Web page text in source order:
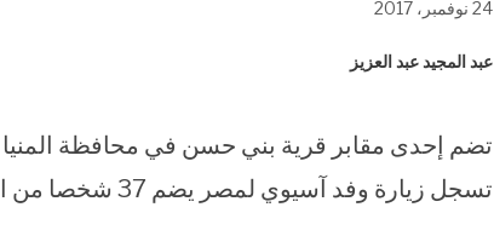
في
نافذة
في 24 نوفمبر، 2017
عبد المجيد عبد العزيز
تضم إحدى مقابر قرية بني حسن في محافظة
تسجل زيارة وفد آسيوي لمصر يضم 37 شخصا من البدو، بين رجال ونساء وأطفال.